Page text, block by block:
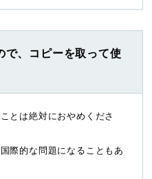
で、コピーを取って使
とは絶対におやめくださ
際的な問題になることもあ